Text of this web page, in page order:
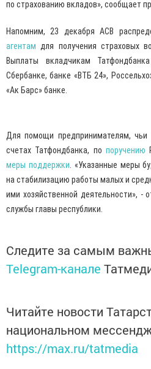
по страхованию вкладов», сообщает
Напомним, 23 декабря АСВ
агентам для получения страховых
Выплаты вкладчикам
Сбербанке, банке «ВТБ 24»,
«Ак Барс» банке.
Для помощи предпринимателям, чьи
счетах Татфондбанка, по поручению
меры поддержки . «Указанные меры
на стабилизацию работы малых и
ими хозяйственной деятельности», -
службы главы республики.
Следите за самым
Telegram-канале
Читайте новости
национальном
https://max.ru/tatmedia